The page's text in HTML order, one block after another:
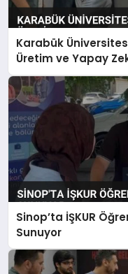
Karabük
Üretim ve Yapay
Sinop’ta İŞKUR
Sunuyor